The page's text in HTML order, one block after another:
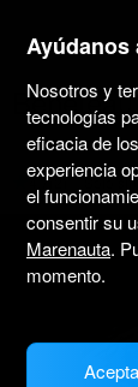
4.7(2) Solo
Ayúdanos
Nosotros y
tecnologías
eficacia de
experiencia
el
consentir su
Marenauta.
momento.